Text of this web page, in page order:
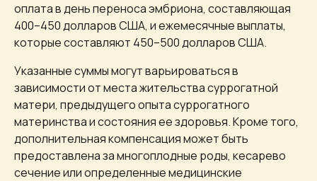
оплата в день переноса эмбриона, составляющая
400–450 долларов США, и ежемесячные выплаты,
которые составляют 450–500 долларов США.
Указанные суммы могут варьироваться в
зависимости от места жительства суррогатной
матери, предыдущего опыта суррогатного
материнства и состояния ее здоровья. Кроме того,
дополнительная компенсация может быть
предоставлена за многоплодные роды, кесарево
сечение или определенные медицинские